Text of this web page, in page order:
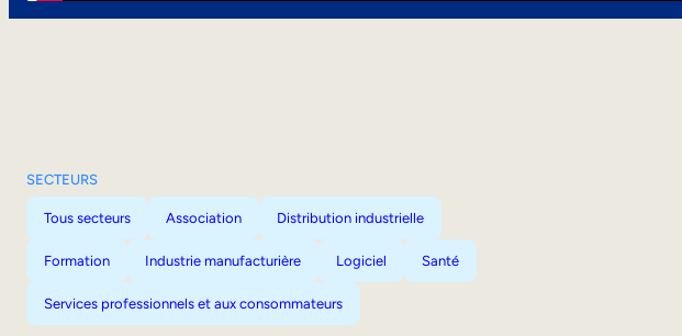
SECTEURS
Tous secteurs Association Distribution industrielle
Formation Industrie manufacturière Logiciel Santé
Services professionnels et aux consommateurs